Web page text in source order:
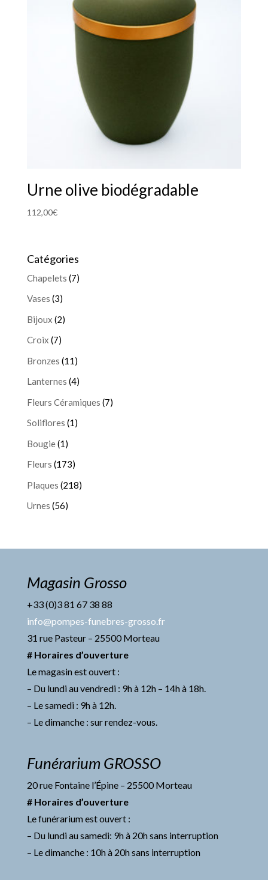
Urne olive biodégradable
112,00€
Catégories
Chapelets (7)
Vases (3)
Bijoux (2)
Croix (7)
Bronzes (11)
Lanternes (4)
Fleurs Céramiques (7)
Soliflores (1)
Bougie(1)
Fleurs (173)
Plaques (218)
Urnes (56)
Magasin Grosso
+33 (0)3 81 67 38 88
info@pompes-funebres-grosso.fr
31 rue Pasteur – 25500 Morteau
# Horaires d’ouverture
Le magasin est ouvert :
– Du lundi au vendredi : 9h à 12h – 14h à 18h.
– Le samedi : 9h à 12h.
– Le dimanche : sur rendez-vous.
Funérarium GROSSO
20 rue Fontaine l’Épine – 25500 Morteau
# Horaires d’ouverture
Le funérarium est ouvert :
– Du lundi au samedi: 9h à 20h sans interruption
– Le dimanche : 10h à 20h sans interruption